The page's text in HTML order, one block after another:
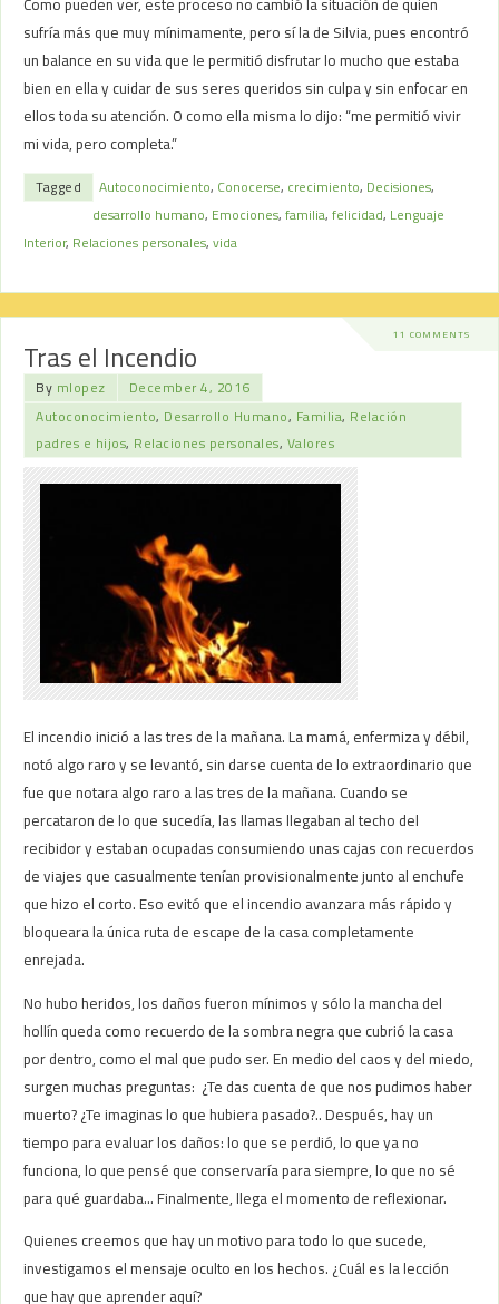
sufría más que muy mínimamente, pero sí la de Silvia, pues encontró
un balance en su vida que le permitió disfrutar lo mucho que estaba
bien en ella y cuidar de sus seres queridos sin culpa y sin enfocar en
ellos toda su atención. O como ella misma lo dijo: “me permitió vivir
mi vida, pero completa.”
Tagged Autoconocimiento, Conocerse, crecimiento, Decisiones,
desarrollo humano, Emociones,familia,felicidad, Lenguaje
Interior, Relaciones personales,vida
11 COMMENTS
Tras el Incendio
By mlopez
December 4, 2016
Autoconocimiento, Desarrollo Humano, Familia, Relación
padres e hijos, Relaciones personales, Valores
El incendio inició a las tres de la mañana. La mamá, enfermiza y débil,
notó algo raro y se levantó, sin darse cuenta de lo extraordinario que
fue que notara algo raro a las tres de la mañana. Cuando se
percataron de lo que sucedía, las llamas llegaban al techo del
recibidor y estaban ocupadas consumiendo unas cajas con recuerdos
de viajes que casualmente tenían provisionalmente junto al enchufe
que hizo el corto. Eso evitó que el incendio avanzara más rápido y
bloqueara la única ruta de escape de la casa completamente
enrejada.
No hubo heridos, los daños fueron mínimos y sólo la mancha del
hollín queda como recuerdo de la sombra negra que cubrió la casa
por dentro, como el mal que pudo ser. En medio del caos y del miedo,
surgen muchas preguntas: ¿Te das cuenta de que nos pudimos haber
muerto? ¿Te imaginas lo que hubiera pasado?.. Después, hay un
tiempo para evaluar los daños: lo que se perdió, lo que ya no
funciona, lo que pensé que conservaría para siempre, lo que no sé
para qué guardaba… Finalmente, llega el momento de reflexionar.
Quienes creemos que hay un motivo para todo lo que sucede,
investigamos el mensaje oculto en los hechos. ¿Cuál es la lección
que hay que aprender aquí?